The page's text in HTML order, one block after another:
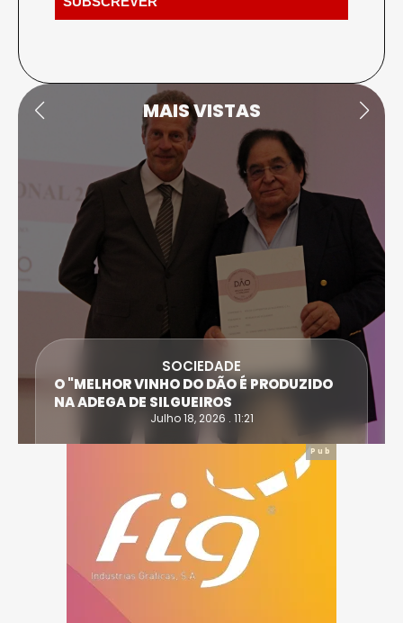
MAIS VISTAS
SOCIEDADE
O "MELHOR VINHO DO DÃO É PRODUZIDO
NA ADEGA DE SILGUEIROS
Julho 18, 2026 . 11:21
Pub